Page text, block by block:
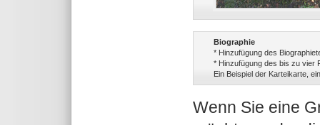
Biographie
* Hinzufügung des
* Hinzufügung des bis zu vier
Ein Beispiel der Karteikarte,
Wenn Sie eine